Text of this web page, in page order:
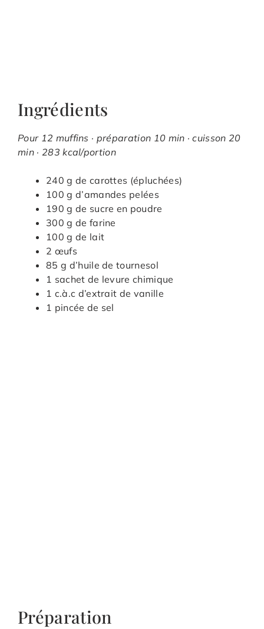
Ingrédients
Pour 12 muffins · préparation 10 min · cuisson 20
min · 283 kcal/portion
240 g de carottes (épluchées)
100 g d’amandes pelées
190 g de sucre en poudre
300 g de farine
100 g de lait
2 œufs
85 g d’huile de tournesol
1 sachet de levure chimique
1 c.à.c d’extrait de vanille
1 pincée de sel
Préparation